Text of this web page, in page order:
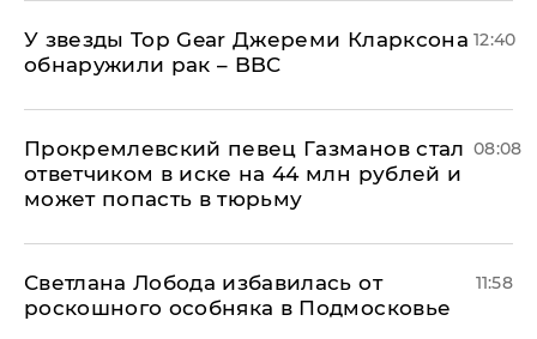
У звезды Top Gear Джереми Кларксона
обнаружили рак – BBC
12:40
Прокремлевский певец Газманов стал
ответчиком в иске на 44 млн рублей и
может попасть в тюрьму
08:08
Светлана Лобода избавилась от
роскошного особняка в Подмосковье
11:58